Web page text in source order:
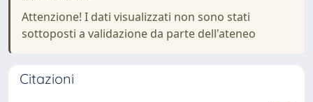
Attenzione! I dati visualizzati non sono stati
sottoposti a validazione da parte dell'ateneo
Citazioni